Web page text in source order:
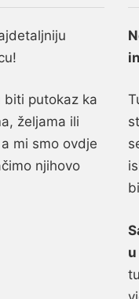
biti putokaz ka
željama ili
mi smo ovdje
njihovo